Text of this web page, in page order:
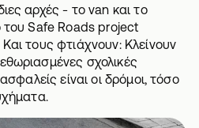
αρχές - το van και το
του Safe Roads project
τους φτιάχνουν: Κλείνουν
σχολικές
είναι οι δρόμοι, τόσο